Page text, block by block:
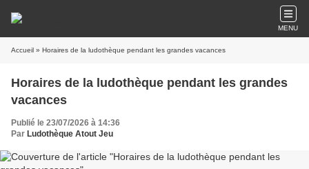
MENU
Accueil » Horaires de la ludothèque pendant les grandes vacances
Horaires de la ludothèque pendant les grandes
vacances
Publié le 23/07/2026 à 14:36
Par Ludothèque Atout Jeu